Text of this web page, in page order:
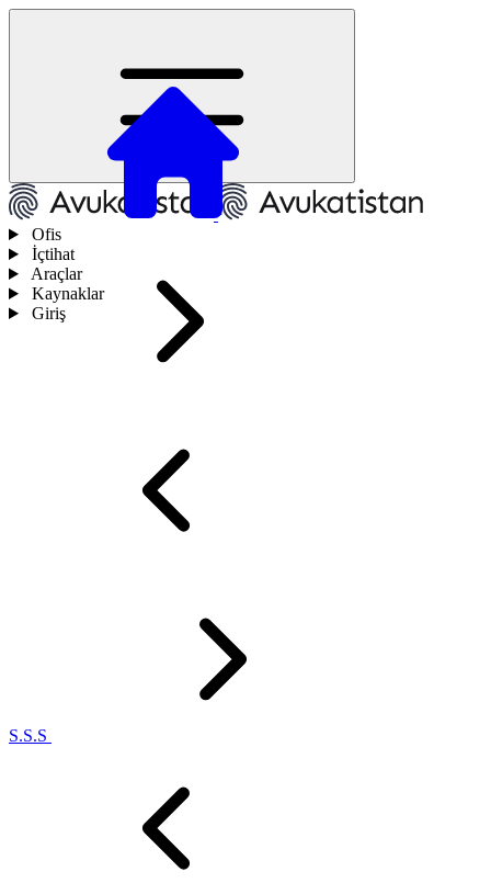
Ofis
İçtihat
Araçlar
Kaynaklar
Giriş
S.S.S